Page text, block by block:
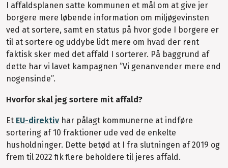
I affaldsplanen satte kommunen et mål om at give jer
borgere mere løbende information om miljøgevinsten
ved at sortere, samt en status på hvor gode I borgere er
til at sortere og uddybe lidt mere om hvad der rent
faktisk sker med det affald I sorterer. På baggrund af
dette har vi lavet kampagnen ”Vi genanvender mere end
nogensinde”.
Hvorfor skal jeg sortere mit affald?
Et EU-direktiv har pålagt kommunerne at indføre
sortering af 10 fraktioner ude ved de enkelte
husholdninger. Dette betød at I fra slutningen af 2019 og
frem til 2022 fik flere beholdere til jeres affald.